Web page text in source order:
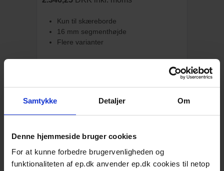
Samtykke Detaljer Om
Denne hjemmeside bruger cookies
For at kunne forbedre brugervenligheden og
funktionaliteten af ep.dk anvender ep.dk cookies til netop
Kun til skæreborde
16 mm segmenthøjde
Flere varianter